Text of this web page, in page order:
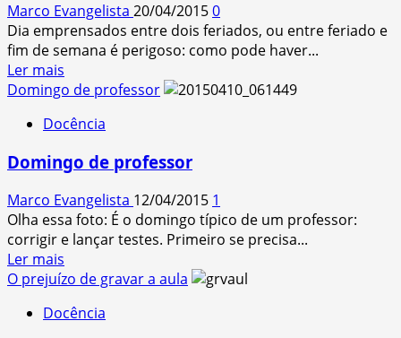
Marco Evangelista 20/04/20150
Dia emprensados entre dois feriados, ou entre feriado e
fim de semana é perigoso: como pode haver...
Ler mais
more
O
feriado
Domingo de professor
Docência
Domingo de professor
Marco Evangelista 12/04/2015 1
Olha essa foto: É o domingo típico de um professor:
corrigir e lançar testes. Primeiro se precisa...
Ler mais
more
Domingo
O prejuízo de gravar a aula
Docência